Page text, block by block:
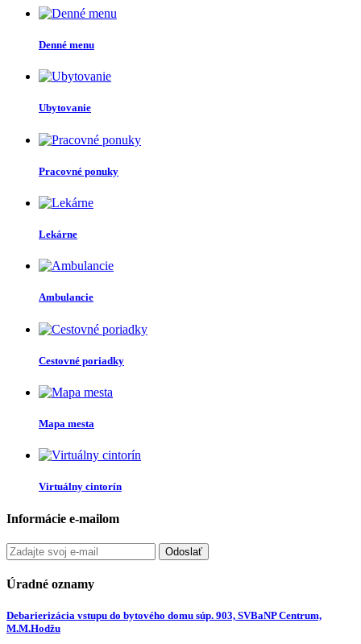
Denné menu
Ubytovanie
Pracovné ponuky
Lekárne
Ambulancie
Cestovné poriadky
Mapa mesta
Virtuálny cintorín
Informácie e-mailom
Odoslať
Úradné oznamy
Debarierizácia vstupu do bytového domu súp. 903, SVBaNP Centrum,
M.M.Hodžu